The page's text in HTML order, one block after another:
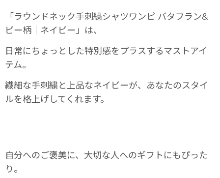
「ラウンドネック手刺繍シャツワンピ バタフラン&
ビー柄｜ネイビー」は、
日常にちょっとした特別感をプラスするマストアイ
テム。
繊細な手刺繍と上品なネイビーが、あなたのスタイ
ルを格上げしてくれます。
自分へのご褒美に、大切な人へのギフトにもぴった
り。